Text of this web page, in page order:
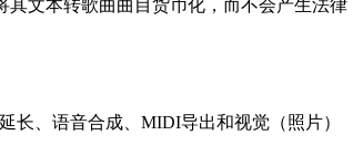
文本转歌曲曲目货币化，而不会产生法律
长、语音合成、MIDI导出和视觉（照片）